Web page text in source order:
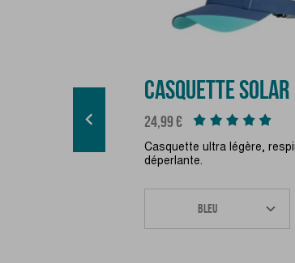

CASQUETTE SOLAR
Prix
24,99 €
Casquette ultra légère,
déperlante.